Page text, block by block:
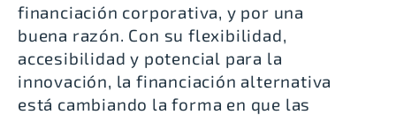
financiación corporativa, y por una
buena razón. Con su flexibilidad,
accesibilidad y potencial para la
innovación, la financiación alternativa
está cambiando la forma en que las